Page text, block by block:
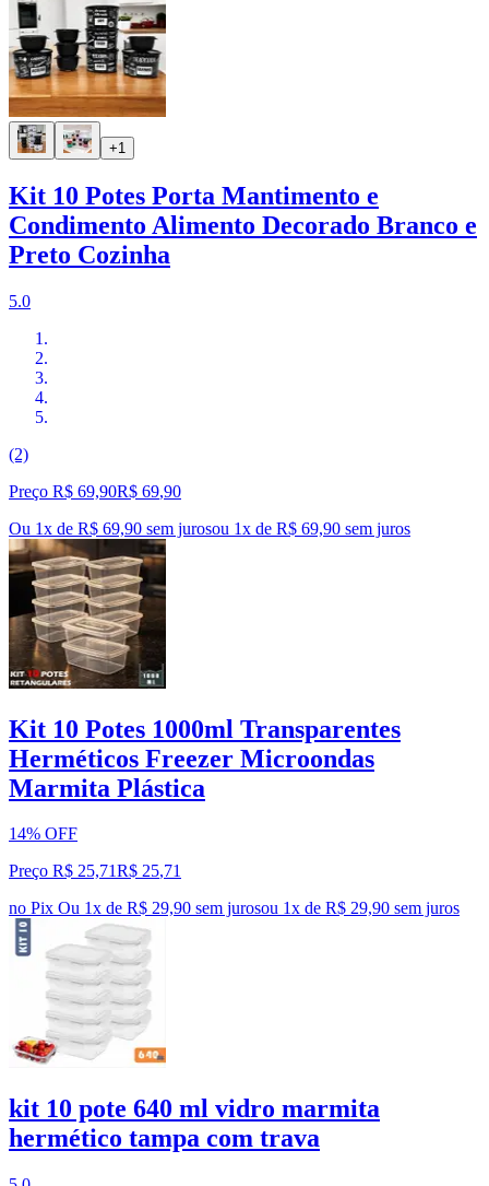
+1
Kit 10 Potes Porta Mantimento e
Condimento Alimento Decorado Branco e
Preto Cozinha
5.0
(2)
Preço R$ 69,90R$ 69,90
Ou 1x de R$ 69,90 sem jurosou 1x de R$ 69,90 sem juros
Kit 10 Potes 1000ml Transparentes
Herméticos Freezer Microondas
Marmita Plástica
14% OFF
Preço R$ 25,71R$ 25,71
no Pix Ou 1x de R$ 29,90 sem jurosou 1x de R$ 29,90 sem juros
kit 10 pote 640 ml vidro marmita
hermético tampa com trava